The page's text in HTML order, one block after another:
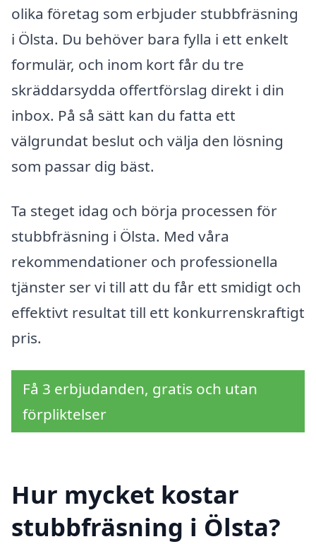
olika företag som erbjuder stubbfräsning
i Ölsta. Du behöver bara fylla i ett enkelt
formulär, och inom kort får du tre
skräddarsydda offertförslag direkt i din
inbox. På så sätt kan du fatta ett
välgrundat beslut och välja den lösning
som passar dig bäst.
Ta steget idag och börja processen för
stubbfräsning i Ölsta. Med våra
rekommendationer och professionella
tjänster ser vi till att du får ett smidigt och
effektivt resultat till ett konkurrenskraftigt
pris.
Få 3 erbjudanden, gratis och utan
förpliktelser
Hur mycket kostar
stubbfräsning i Ölsta?